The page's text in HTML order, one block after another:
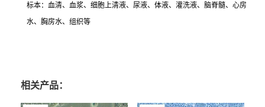
标本：血清、血浆、细胞上清液、尿液、体液、灌洗液、脑脊髓、心房
水、胸房水、组织等
相关产品：